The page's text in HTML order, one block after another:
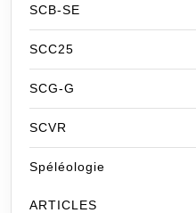
SCB-SE
SCC25
SCG-G
SCVR
Spéléologie
ARTICLES